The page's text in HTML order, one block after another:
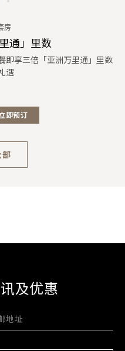
房
通」里数
即享三倍「亚洲万里通」里数
遇
即预订
部
及优惠